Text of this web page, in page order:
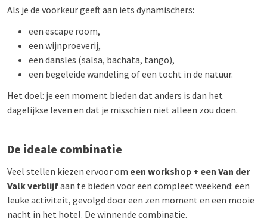
Als je de voorkeur geeft aan iets dynamischers:
een escape room,
een wijnproeverij,
een dansles (salsa, bachata, tango),
een begeleide wandeling of een tocht in de natuur.
Het doel: je een moment bieden dat anders is dan het
dagelijkse leven en dat je misschien niet alleen zou doen.
De ideale combinatie
Veel stellen kiezen ervoor om een workshop + een Van der
Valk verblijfaan te bieden voor een compleet weekend: een
leuke activiteit, gevolgd door een zen moment en een mooie
nacht in het hotel. De winnende combinatie.